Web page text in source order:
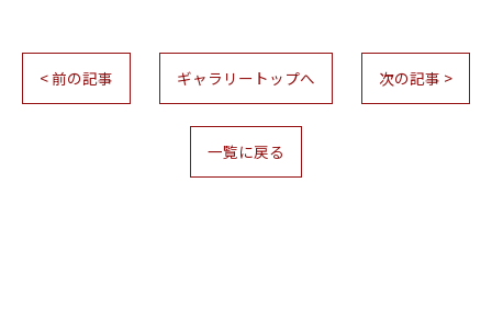
< 前の記事 ギャラリートップへ 次の記事 >
一覧に戻る